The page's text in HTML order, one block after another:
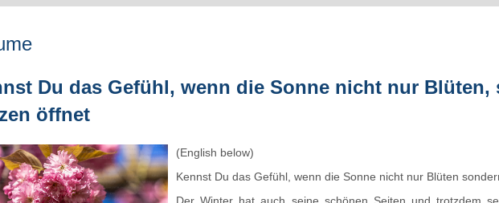
Du das Gefühl, wenn die Sonne nicht nur Blüten,
öffnet
(English below)
Kennst Du das Gefühl, wenn die Sonne nicht nur Blüten